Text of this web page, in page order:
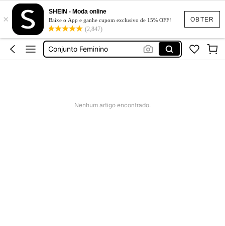
OBTER
×
SHEIN - Moda online
Baixe o App e ganhe cupom exclusivo de 15% OFF!
(2,847)
Calça Jeans Feminina
Vestido Feminino
Conjunto Feminino
Nenhum artigo encontrado.